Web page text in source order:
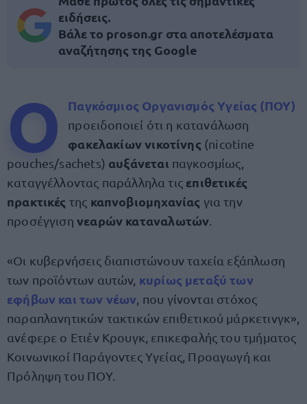
ειδήσεις.
Βάλε το proson.gr στα αποτελέσματα
αναζήτησης της Google
Ο Παγκόσμιος Οργανισμός Υγείας (ΠΟΥ)
προειδοποιεί ότι η κατανάλωση
φακελακίων νικοτίνης (nicotine
pouches/sachets) αυξάνεται παγκοσμίως,
καταγγέλλοντας παράλληλα τις επιθετικές
πρακτικές της καπνοβιομηχανίας για την
προσέγγιση νεαρών καταναλωτών
«Οι κυβερνήσεις διαπιστώνουν ταχεία εξάπλωση
των προϊόντων αυτών, κυρίως μεταξύ των
εφήβων και των νέων , που γίνονται στόχος
παραπλανητικών τακτικών επιθετικού μάρκετινγκ»,
ανέφερε ο Ετιέν Κρουγκ, επικεφαλής του τμήματος
Κοινωνικοί Παράγοντες Υγείας, Προαγωγή και
Πρόληψη του ΠΟΥ.